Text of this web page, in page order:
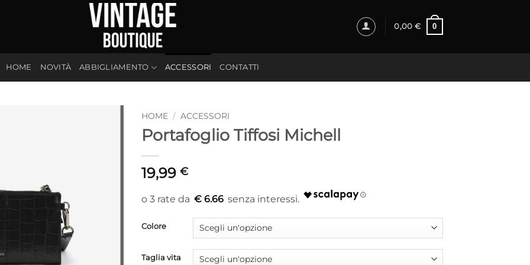
0,00 € 0
HOME NOVITÀ ABBIGLIAMENTO ACCESSORI CONTATTI
HOME / ACCESSORI
Portafoglio Tiffosi Michell
19,99 €
€ 6.66
Colore
Taglia vita